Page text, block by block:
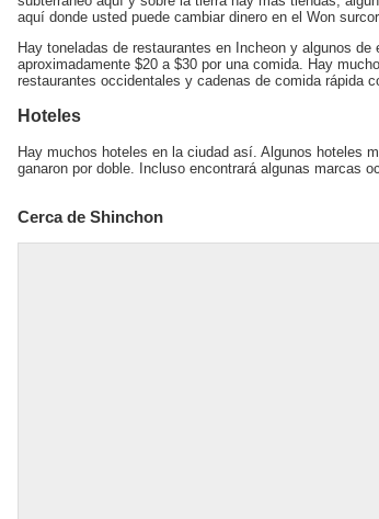
aquí donde usted puede cambiar dinero en el Won
Hay toneladas de restaurantes en Incheon y algunos
aproximadamente $20 a $30 por una comida. Hay
restaurantes occidentales y cadenas de comida rápida
Hoteles
Hay muchos hoteles en la ciudad así. Algunos hoteles
ganaron por doble. Incluso encontrará algunas marcas
Cerca de Shinchon